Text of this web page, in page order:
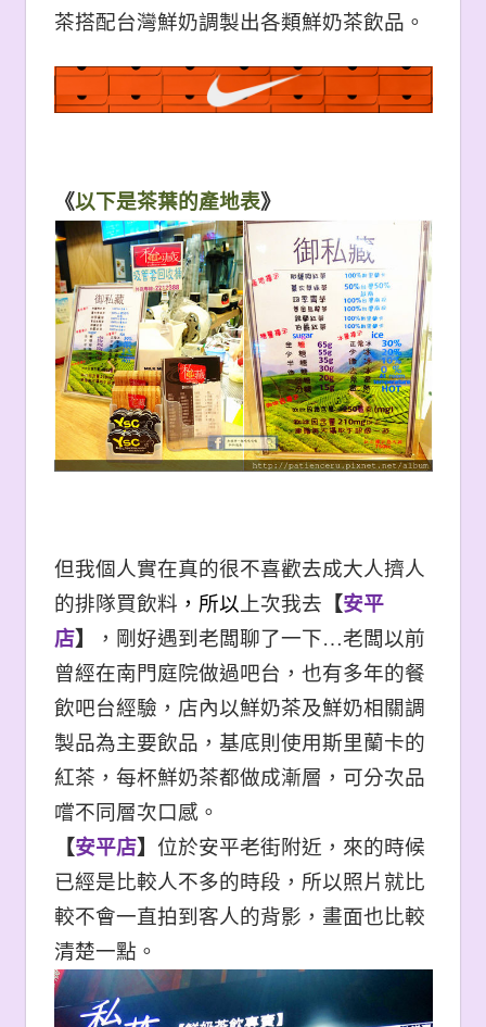
茶搭配台灣鮮奶調製出各類鮮奶茶飲品。
《以下是茶葉的產地表》
但我個人實在真的很不喜歡去成大人擠人
的排隊買飲料 ，所以上次我去 【安平
店】
，剛好遇到老闆聊了一下…老闆以前
曾經在南門庭院做過吧台，也有多年的餐
飲吧台經驗，店內以鮮奶茶及鮮奶相關調
製品為主要飲品，基底則使用斯里蘭卡的
紅茶，每杯鮮奶茶都做成漸層，可分次品
嚐不同層次口感。
【安平店】 位於安平老街附近，來的時候
已經是比較人不多的時段，所以照片就比
較不會一直拍到客人的背影，畫面也比較
清楚一點。